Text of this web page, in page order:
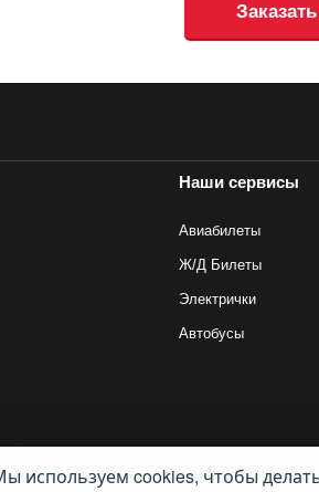
Наши сервисы
Авиабилеты
Ж/Д Билеты
Электрички
Автобусы
Трэвел Текнолоджиз». Все права
используем cookies, чтобы